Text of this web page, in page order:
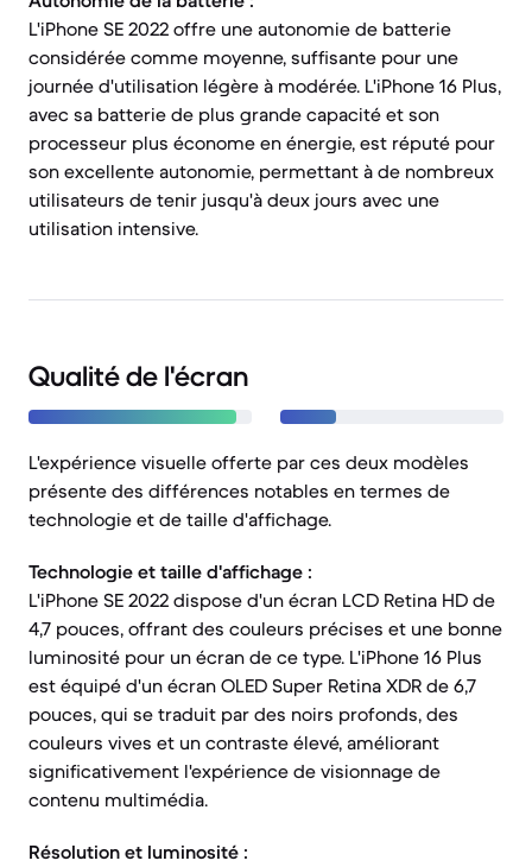
L'iPhone SE 2022 offre une autonomie de batterie
considérée comme moyenne, suffisante pour une
journée d'utilisation légère à modérée. L'iPhone 16 Plus,
avec sa batterie de plus grande capacité et son
processeur plus économe en énergie, est réputé pour
son excellente autonomie, permettant à de nombreux
utilisateurs de tenir jusqu'à deux jours avec une
utilisation intensive.
Qualité de l'écran
L'expérience visuelle offerte par ces deux modèles
présente des différences notables en termes de
technologie et de taille d'affichage.
Technologie et taille d'affichage :
L'iPhone SE 2022 dispose d'un écran LCD Retina HD de
4,7 pouces, offrant des couleurs précises et une bonne
luminosité pour un écran de ce type. L'iPhone 16 Plus
est équipé d'un écran OLED Super Retina XDR de 6,7
pouces, qui se traduit par des noirs profonds, des
couleurs vives et un contraste élevé, améliorant
significativement l'expérience de visionnage de
contenu multimédia.
Résolution et luminosité :